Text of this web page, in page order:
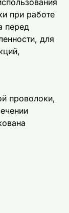
при работе
перед
для
проволоки,